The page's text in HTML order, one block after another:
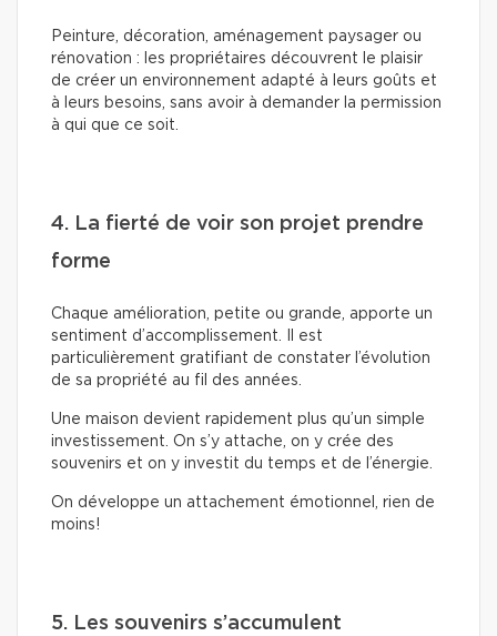
Peinture, décoration, aménagement paysager ou
rénovation : les propriétaires découvrent le plaisir
de créer un environnement adapté à leurs goûts et
à leurs besoins, sans avoir à demander la permission
à qui que ce soit.
4. La fierté de voir son projet prendre
forme
Chaque amélioration, petite ou grande, apporte un
sentiment d’accomplissement. Il est
particulièrement gratifiant de constater l’évolution
de sa propriété au fil des années.
Une maison devient rapidement plus qu’un simple
investissement. On s’y attache, on y crée des
souvenirs et on y investit du temps et de l’énergie.
On développe un attachement émotionnel, rien de
moins!
5. Les souvenirs s’accumulent